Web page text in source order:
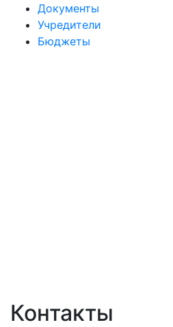
Документы
Учредители
Бюджеты
Контакты